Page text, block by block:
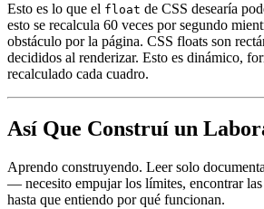
Esto es lo que el float de CSS desearía
esto se recalcula 60 veces por segundo
obstáculo por la página. CSS floats son
decididos al renderizar. Esto es dinámico,
recalculado cada cuadro.
Así Que Construí un
Aprendo construyendo. Leer solo
— necesito empujar los límites, encontrar
hasta que entiendo por qué funcionan.